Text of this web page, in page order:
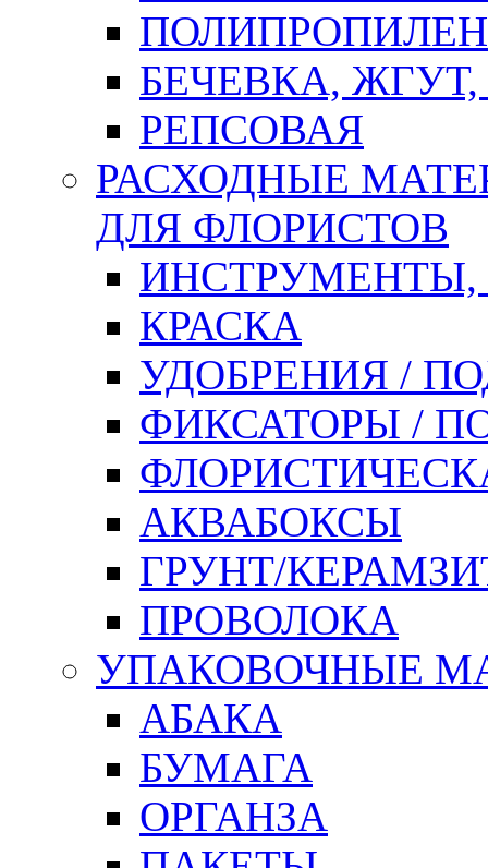
БЕЧЕВКА,
РЕПСОВАЯ
РАСХОДНЫЕ
ДЛЯ ФЛОРИСТОВ
ИНСТРУМЕНТЫ,
КРАСКА
УДОБРЕНИЯ /
ФИКСАТОРЫ /
АКВАБОКСЫ
ГРУНТ/
ПРОВОЛОКА
УПАКОВОЧНЫЕ
АБАКА
БУМАГА
ОРГАНЗА